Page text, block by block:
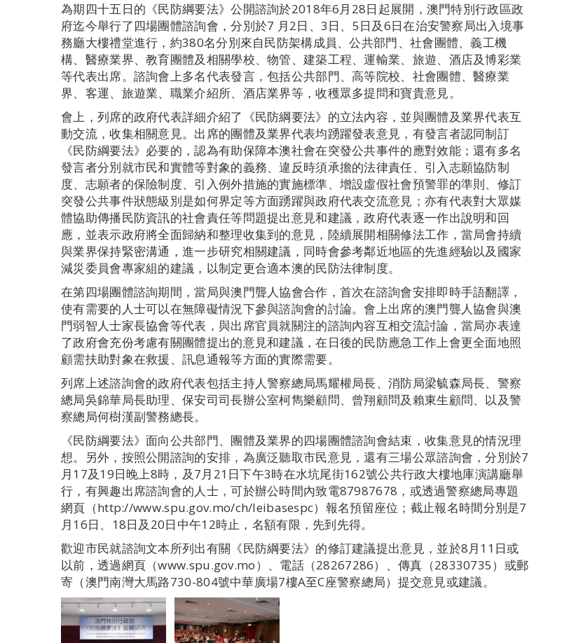
為期四十五日的《民防綱要法》公開諮詢於2018年6月28日起展開，澳門特別行政區政
府迄今舉行了四場團體諮詢會，分別於7 月2日、3日、5日及6日在治安警察局出入境事
務廳大樓禮堂進行，約380名分別來自民防架構成員、公共部門、社會團體、義工機
構、醫療業界、教育團體及相關學校、物管、建築工程、運輸業、旅遊、酒店及博彩業
等代表出席。諮詢會上多名代表發言，包括公共部門、高等院校、社會團體、醫療業
界、客運、旅遊業、職業介紹所、酒店業界等，收穫眾多提問和寶貴意見。
會上，列席的政府代表詳細介紹了《民防綱要法》的立法內容，並與團體及業界代表互
動交流，收集相關意見。出席的團體及業界代表均踴躍發表意見，有發言者認同制訂
《民防綱要法》必要的，認為有助保障本澳社會在突發公共事件的應對效能；還有多名
發言者分別就市民和實體等對象的義務、違反時須承擔的法律責任、引入志願協防制
度、志願者的保險制度、引入例外措施的實施標準、增設虛假社會預警罪的準則、修訂
突發公共事件狀態級別是如何界定等方面踴躍與政府代表交流意見；亦有代表對大眾媒
體協助傳播民防資訊的社會責任等問題提出意見和建議，政府代表逐一作出說明和回
應，並表示政府將全面歸納和整理收集到的意見，陸續展開相關修法工作，當局會持續
與業界保持緊密溝通，進一步研究相關建議，同時會參考鄰近地區的先進經驗以及國家
減災委員會專家組的建議，以制定更合適本澳的民防法律制度。
在第四場團體諮詢期間，當局與澳門聾人協會合作，首次在諮詢會安排即時手語翻譯，
使有需要的人士可以在無障礙情況下參與諮詢會的討論。會上出席的澳門聾人協會與澳
門弱智人士家長協會等代表，與出席官員就關注的諮詢內容互相交流討論，當局亦表達
了政府會充份考慮有關團體提出的意見和建議，在日後的民防應急工作上會更全面地照
顧需扶助對象在救援、訊息通報等方面的實際需要。
列席上述諮詢會的政府代表包括主持人警察總局馬耀權局長、消防局梁毓森局長、警察
總局吳錦華局長助理、保安司司長辦公室柯雋樂顧問、曾翔顧問及賴東生顧問、以及警
察總局何樹漢副警務總長。
《民防綱要法》面向公共部門、團體及業界的四場團體諮詢會結束，收集意見的情況理
想。另外，按照公開諮詢的安排，為廣泛聽取市民意見，還有三場公眾諮詢會，分別於7
月17及19日晚上8時，及7月21日下午3時在水坑尾街162號公共行政大樓地庫演講廳舉
行，有興趣出席諮詢會的人士，可於辦公時間內致電87987678，或透過警察總局專題
網頁（http://www.spu.gov.mo/ch/leibasespc）報名預留座位；截止報名時間分別是7
月16日、18日及20日中午12時止，名額有限，先到先得。
歡迎市民就諮詢文本所列出有關《民防綱要法》的修訂建議提出意見，並於8月11日或
以前，透過網頁（www.spu.gov.mo）、電話（28267286）、傳真（28330735）或郵
寄（澳門南灣大馬路730-804號中華廣場7樓A至C座警察總局）提交意見或建議。